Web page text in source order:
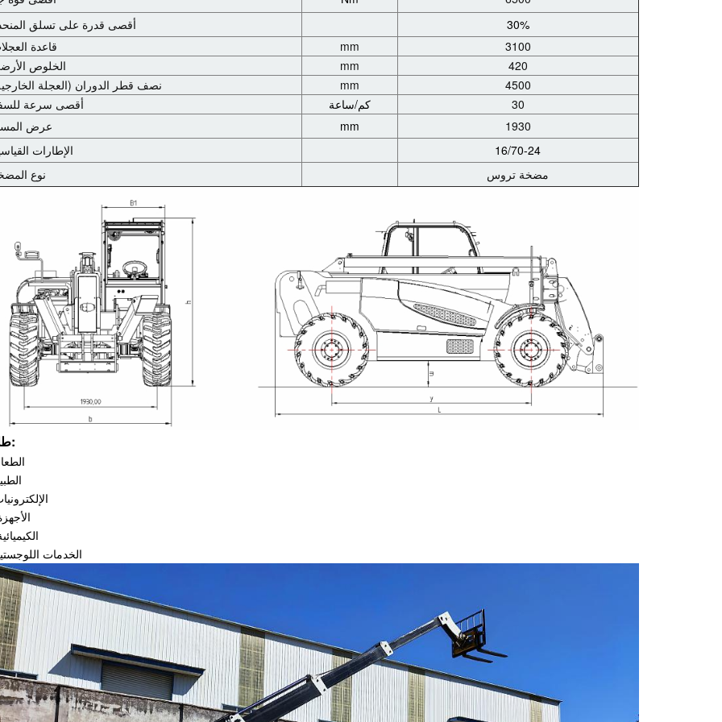
أقصى قدرة على تسلق
30%
قاعدة
mm
3100
الخلوص
mm
420
نصف قطر الدوران (العجلة
mm
4500
أقصى سرعة
كم/ساعة
30
عرض
mm
1930
الإطارات
16/70-24
نوع
مضخة تروس
طلب:
4.
5.
6.الخدمات